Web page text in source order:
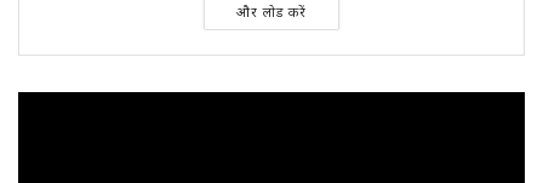
और लोड करें